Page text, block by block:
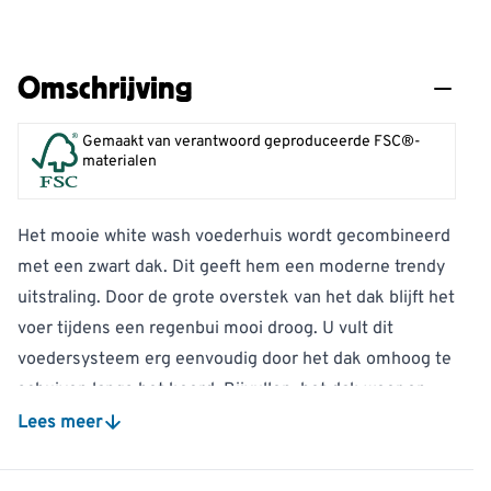
Omschrijving
Gemaakt van verantwoord geproduceerde FSC®-
materialen
Het mooie white wash voederhuis wordt gecombineerd
met een zwart dak. Dit geeft hem een moderne trendy
uitstraling. Door de grote overstek van het dak blijft het
voer tijdens een regenbui mooi droog. U vult dit
voedersysteem erg eenvoudig door het dak omhoog te
schuiven langs het koord. Bijvullen, het dak weer op
zijn plek terugschuiven en vergrendelen met de blokjes
Lees meer